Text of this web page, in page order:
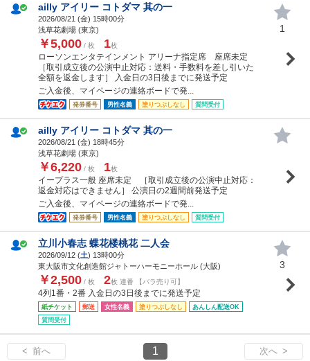
ailly アイリー コトダマ 其の一
2026/08/21 (金) 15時00分
浅草花劇場 (東京)
￥5,000 / 枚 1枚
ローソンエンタテインメント アリーナ指定席 座席未定
［取引成立後の公演中止対応：送料・手数料を差し引いた
全額を返金します］ 入金日の3日後までに発送予定
ご入金後、マイページの連絡ボードで発...
発券番号 男性名義 塗りつぶしなし 質問受付
1
ailly アイリー コトダマ 其の一
2026/08/21 (金) 18時45分
浅草花劇場 (東京)
￥6,220 / 枚 1枚
イープラス一般 座席未定 ［取引成立後の公演中止対応：
返金対応はできません］ 公演日の2週間前発送予定
ご入金後、マイページの連絡ボードで発...
発券番号 男性名義 塗りつぶしなし 質問受付
立川小春志 蝶花楼桃花 二人会
2026/09/12 (土) 13時00分
東大阪市文化創造館ジャトーハーモニーホール (大阪)
￥2,500 / 枚 2枚 連番 【バラ売り可】
4列1番・2番 入金日の3日後までに発送予定
紙チケット 郵送 女性名義 塗りつぶしなし
あんしん配送OK
質問受付
3
< 前へ 1 次へ >